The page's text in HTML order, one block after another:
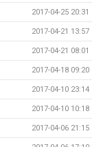
2017-04-25 20:31
2017-04-21 13:57
2017-04-21 08:01
2017-04-18 09:20
2017-04-10 23:14
2017-04-10 10:18
2017-04-06 21:15